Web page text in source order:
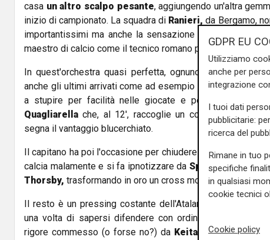
casa un altro scalpo pesante, aggiungendo un'altra
inizio di campionato. La squadra di Ranieri, da Bergamo,
importantissimi ma anche la sensazione di aver trovato
maestro di calcio come il tecnico romano poteva
In quest'orchestra quasi perfetta, ognuno sembra
anche gli ultimi arrivati come ad esempio il giovane
a stupire per facilità nelle giocate e personalità. Chi
Quagliarella che, al 12', raccoglie un contropiede
segna il vantaggio blucerchiato.
Il capitano ha poi l'occasione per chiudere la prima
calcia malamente e si fa ipnotizzare da Sportiello.In
Thorsby, trasformando in oro un cross morbido diJankto
Il resto è un pressing costante dell'Atalanta, con la Samp
una volta di sapersi difendere con ordine e intelligenza.
rigore commesso (o forse no?) da KeitasuZapata.
GDPR EU
Utilizziamo
anche per
integrazione
I tuoi dati
pubblicitarie:
ricerca del
Rimane in tuo
specifiche
in qualsiasi
cookie tecnici
Cookie policy